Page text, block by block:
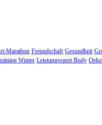
Marathon Freundschaft Gesundheit
Winter Leistungssport Body